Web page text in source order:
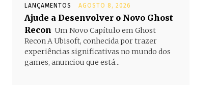
LANÇAMENTOS AGOSTO 8, 2026
Ajude a Desenvolver o Novo Ghost
Recon Um Novo Capítulo em Ghost
Recon A Ubisoft, conhecida por trazer
experiências significativas no mundo dos
games, anunciou que está...